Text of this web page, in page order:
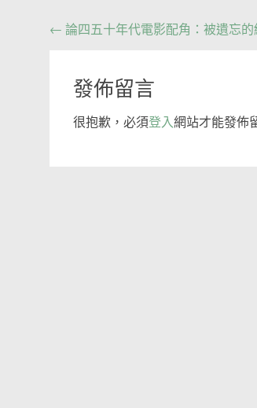
Post
← 論四五十年代電影配角：被遺忘的
發佈留言
很抱歉，必須登入網站才能發佈